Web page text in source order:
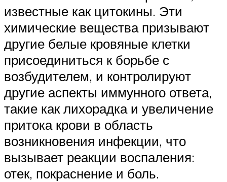
известные как цитокины. Эти
химические вещества призывают
другие белые кровяные клетки
присоединиться к борьбе с
возбудителем, и контролируют
другие аспекты иммунного ответа,
такие как лихорадка и увеличение
притока крови в область
возникновения инфекции, что
вызывает реакции воспаления:
отек, покраснение и боль.